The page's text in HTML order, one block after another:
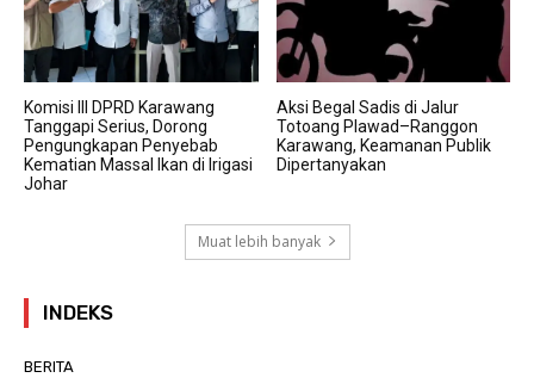
Komisi III DPRD Karawang
Tanggapi Serius, Dorong
Pengungkapan Penyebab
Kematian Massal Ikan di Irigasi
Johar
Aksi Begal Sadis di Jalur
Totoang Plawad–Ranggon
Karawang, Keamanan Publik
Dipertanyakan
Muat lebih banyak
INDEKS
BERITA